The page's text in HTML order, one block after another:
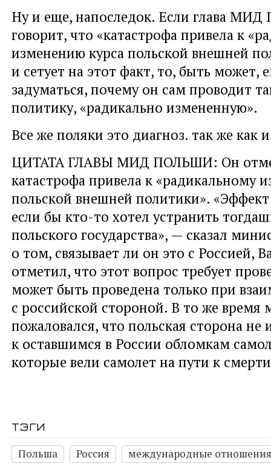
Ну и еще, напоследок. Если глава МИД
говорит, что «катастрофа привела к
изменению курса польской внешней
и сетует на этот факт, то, быть может,
задуматься, почему он сам проводит
политику, «радикально измененную».
Все же поляки это диагноз. так же как
ЦИТАТА ГЛАВЫ МИД ПОЛЬШИ: Он
катастрофа привела к «радикальному
польской внешней политики».
если бы кто-то хотел устранить
польского государства», — сказал
о том, связывает ли он это с Россией,
отметил, что этот вопрос требует
может быть проведена только при
с российской стороной. В то же время
пожаловался, что польская сторона не
к оставшимся в России обломкам
которые вели самолет на пути к
тэги
Польша Россия международные отношения